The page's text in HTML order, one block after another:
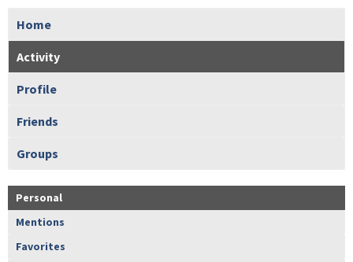
Home
Activity
Profile
Friends
Groups
Personal
Mentions
Favorites